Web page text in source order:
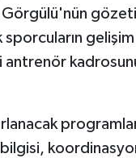
antrenör
bilgisi,